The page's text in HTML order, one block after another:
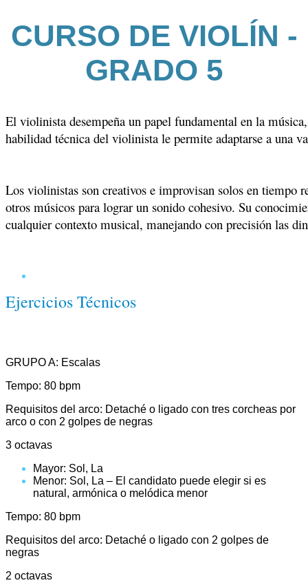
CURSO DE VIOLÍN -
GRADO 5
El violinista desempeña un papel fundamental en la
habilidad técnica del violinista le permite adaptarse a una
Los violinistas son creativos e improvisan solos en tiempo
otros músicos para lograr un sonido cohesivo. Su
cualquier contexto musical, manejando con precisión las
Ejercicios Técnicos
GRUPO A: Escalas
Tempo: 80 bpm
Requisitos del arco: Detaché o ligado con tres corcheas por
arco o con 2 golpes de negras
3 octavas
Mayor: Sol, La
Menor: Sol, La – El candidato puede elegir si es
natural, armónica o melódica menor
Tempo: 80 bpm
Requisitos del arco: Detaché o ligado con 2 golpes de
negras
2 octavas